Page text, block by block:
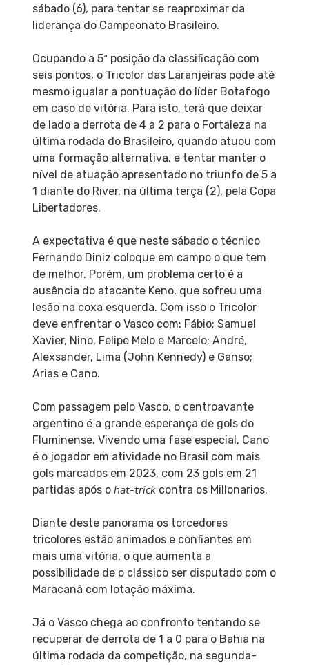
sábado (6), para tentar se reaproximar da
liderança do Campeonato Brasileiro.
Ocupando a 5ª posição da classificação com
seis pontos, o Tricolor das Laranjeiras pode até
mesmo igualar a pontuação do líder Botafogo
em caso de vitória. Para isto, terá que deixar
de lado a derrota de 4 a 2 para o Fortaleza na
última rodada do Brasileiro, quando atuou com
uma formação alternativa, e tentar manter o
nível de atuação apresentado no triunfo de 5 a
1 diante do River, na última terça (2), pela Copa
Libertadores.
A expectativa é que neste sábado o técnico
Fernando Diniz coloque em campo o que tem
de melhor. Porém, um problema certo é a
ausência do atacante Keno, que sofreu uma
lesão na coxa esquerda. Com isso o Tricolor
deve enfrentar o Vasco com: Fábio; Samuel
Xavier, Nino, Felipe Melo e Marcelo; André,
Alexsander, Lima (John Kennedy) e Ganso;
Arias e Cano.
Com passagem pelo Vasco, o centroavante
argentino é a grande esperança de gols do
Fluminense. Vivendo uma fase especial, Cano
é o jogador em atividade no Brasil com mais
gols marcados em 2023, com 23 gols em 21
partidas após o hat-trickcontra os Millonarios.
Diante deste panorama os torcedores
tricolores estão animados e confiantes em
mais uma vitória, o que aumenta a
possibilidade de o clássico ser disputado com o
Maracanã com lotação máxima.
Já o Vasco chega ao confronto tentando se
recuperar de derrota de 1 a 0 para o Bahia na
última rodada da competição, na segunda-